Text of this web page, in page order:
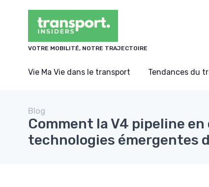
VOTRE MOBILITÉ, NOTRE TRAJECTOIRE
Vie Ma Vie dans le transport Tendances du
Blog
Comment la V4 pipeline
technologies émergentes